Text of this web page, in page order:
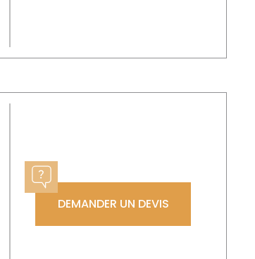
DEMANDER UN DEVIS